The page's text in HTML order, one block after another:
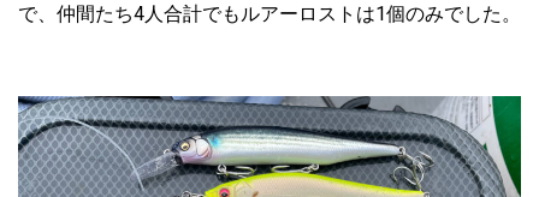
で、仲間たち4人合計でもルアーロストは1個のみでした。